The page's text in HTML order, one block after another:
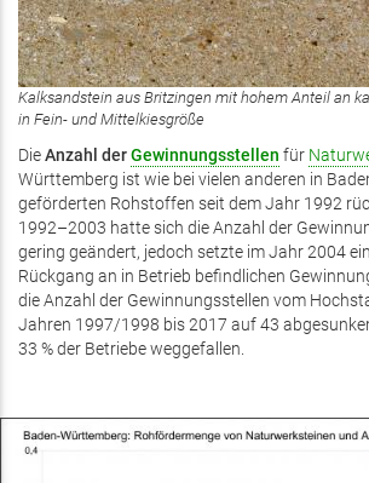
Kalksandstein aus Britzingen mit hohem Anteil an
in Fein- und Mittelkiesgröße
DieAnzahl derGewinnungsstellen für
Württemberg ist wie bei vielen anderen in
geförderten Rohstoffen seit dem Jahr 1992
1992–2003 hatte sich die Anzahl der
gering geändert, jedoch setzte im Jahr 2004
Rückgang an in Betrieb befindlichen
die Anzahl der Gewinnungsstellen vom
Jahren 1997/1998 bis 2017 auf 43
33 % der Betriebe weggefallen.